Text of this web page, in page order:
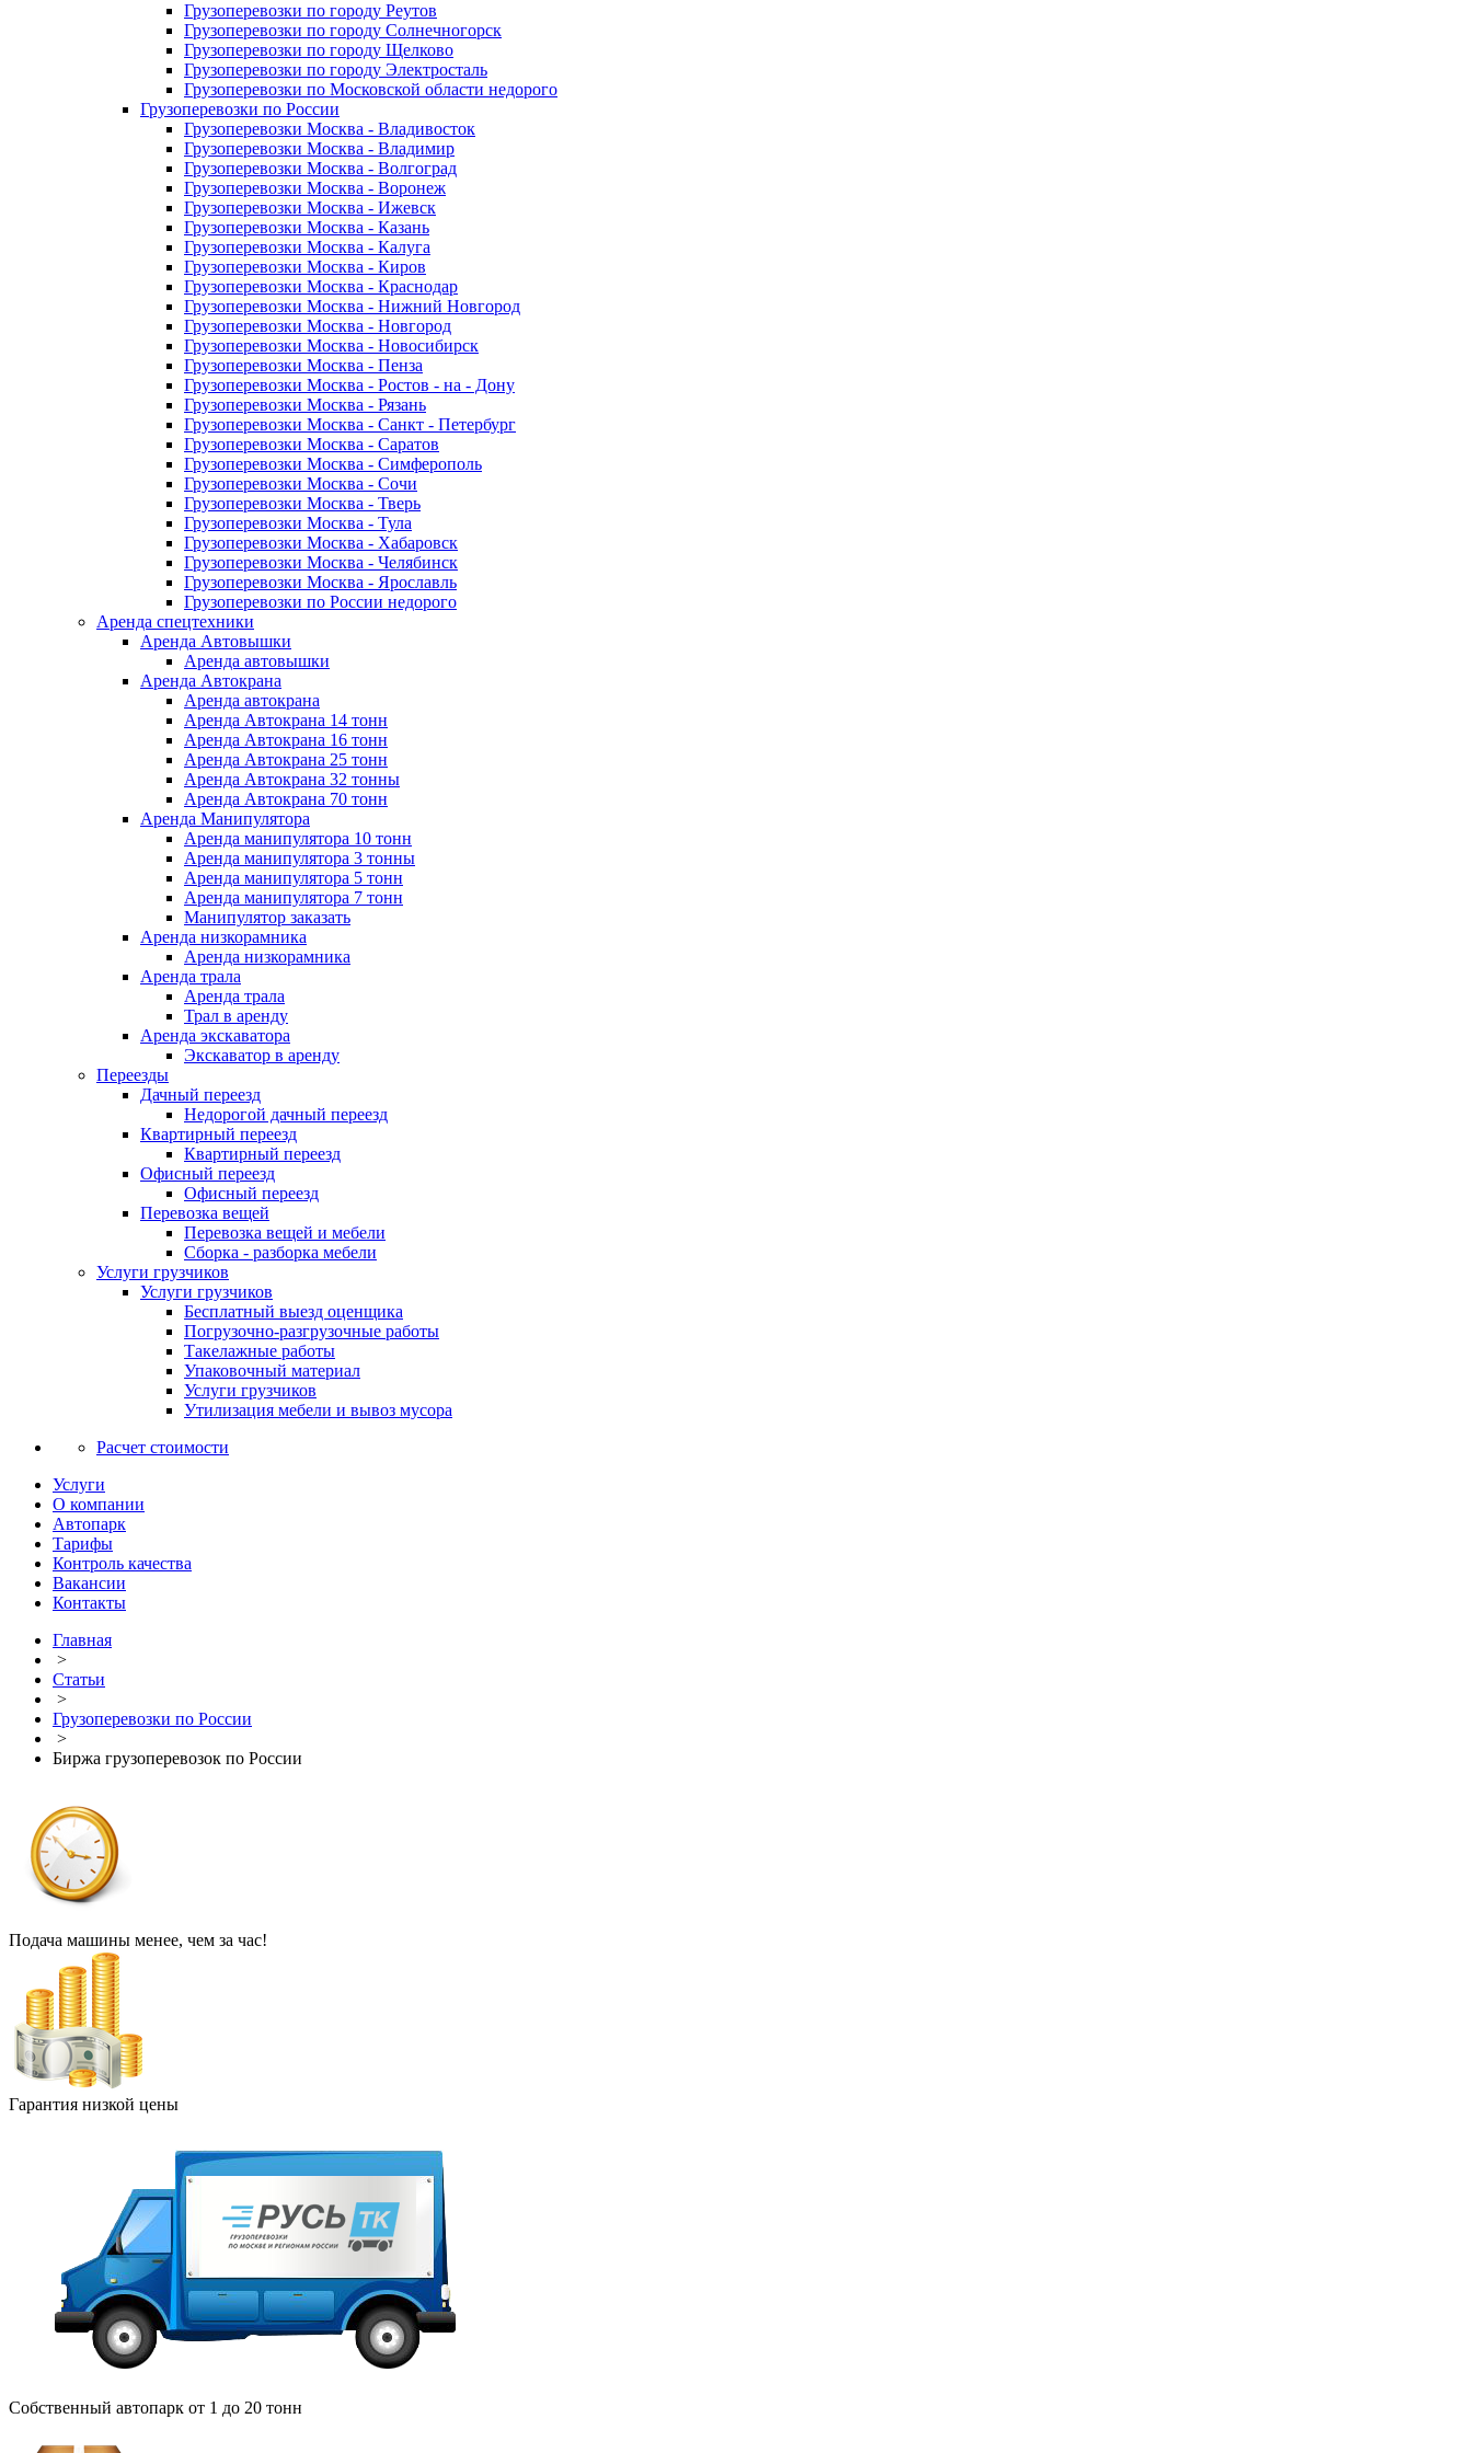
Грузоперевозки по городу Реутов
Грузоперевозки по городу Солнечногорск
Грузоперевозки по городу Щелково
Грузоперевозки по городу Электросталь
Грузоперевозки по Московской области недорого
Грузоперевозки по России
Грузоперевозки Москва - Владивосток
Грузоперевозки Москва - Владимир
Грузоперевозки Москва - Волгоград
Грузоперевозки Москва - Воронеж
Грузоперевозки Москва - Ижевск
Грузоперевозки Москва - Казань
Грузоперевозки Москва - Калуга
Грузоперевозки Москва - Киров
Грузоперевозки Москва - Краснодар
Грузоперевозки Москва - Нижний Новгород
Грузоперевозки Москва - Новгород
Грузоперевозки Москва - Новосибирск
Грузоперевозки Москва - Пенза
Грузоперевозки Москва - Ростов - на - Дону
Грузоперевозки Москва - Рязань
Грузоперевозки Москва - Санкт - Петербург
Грузоперевозки Москва - Саратов
Грузоперевозки Москва - Симферополь
Грузоперевозки Москва - Сочи
Грузоперевозки Москва - Тверь
Грузоперевозки Москва - Тула
Грузоперевозки Москва - Хабаровск
Грузоперевозки Москва - Челябинск
Грузоперевозки Москва - Ярославль
Грузоперевозки по России недорого
Аренда спецтехники
Аренда Автовышки
Аренда автовышки
Аренда Автокрана
Аренда автокрана
Аренда Автокрана 14 тонн
Аренда Автокрана 16 тонн
Аренда Автокрана 25 тонн
Аренда Автокрана 32 тонны
Аренда Автокрана 70 тонн
Аренда Манипулятора
Аренда манипулятора 10 тонн
Аренда манипулятора 3 тонны
Аренда манипулятора 5 тонн
Аренда манипулятора 7 тонн
Манипулятор заказать
Аренда низкорамника
Аренда низкорамника
Аренда трала
Аренда трала
Трал в аренду
Аренда экскаватора
Экскаватор в аренду
Переезды
Дачный переезд
Недорогой дачный переезд
Квартирный переезд
Квартирный переезд
Офисный переезд
Офисный переезд
Перевозка вещей
Перевозка вещей и мебели
Сборка - разборка мебели
Услуги грузчиков
Услуги грузчиков
Бесплатный выезд оценщика
Погрузочно-разгрузочные работы
Такелажные работы
Упаковочный материал
Услуги грузчиков
Утилизация мебели и вывоз мусора
Расчет стоимости
Услуги
О компании
Автопарк
Тарифы
Контроль качества
Вакансии
Контакты
Главная
>
Статьи
>
Грузоперевозки по России
>
Биржа грузоперевозок по России
Подача машины менее, чем за час!
Гарантия низкой цены
Собственный автопарк от 1 до 20 тонн